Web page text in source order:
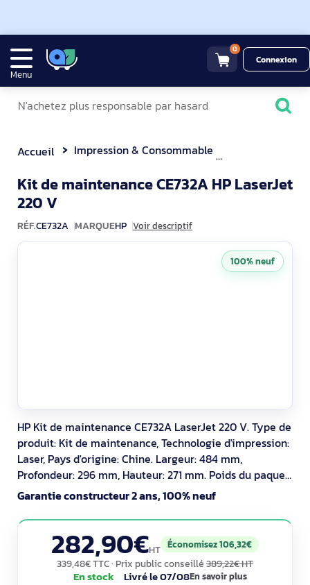
Menu
0
Connexion
Accueil Impression & Consommable
Kit de maintenance CE732A HP LaserJet
220 VCE732A
RÉF.CE732A MARQUEHP Voir descriptif
HP Kit de maintenance CE732A LaserJet 220 V. Type de
produit: Kit de maintenance, Technologie d'impression:
Laser, Pays d'origine: Chine. Largeur: 484 mm,
Profondeur: 296 mm, Hauteur: 271 mm. Poids du paquet:
2,18 kg, Largeur du colis: 484 mm, Profondeur du colis:
296 mm. Produits par palette: 32 pièce(s), Couches par
palette: 4 pièce(s), Casiers principaux (externes) par
palette: 8 pièce(s).
Garantie constructeur 2 ans, 100% neuf
282,90€HT Économisez 106,32€
339,48€ TTC· Prix public conseillé 389,22€ HT
En stock Livré le 07/08En savoir plus
100% neuf